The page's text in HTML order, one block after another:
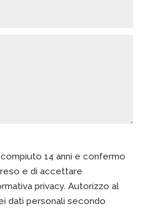
14 anni e confermo
e di accettare
privacy. Autorizzo al
dati personali secondo